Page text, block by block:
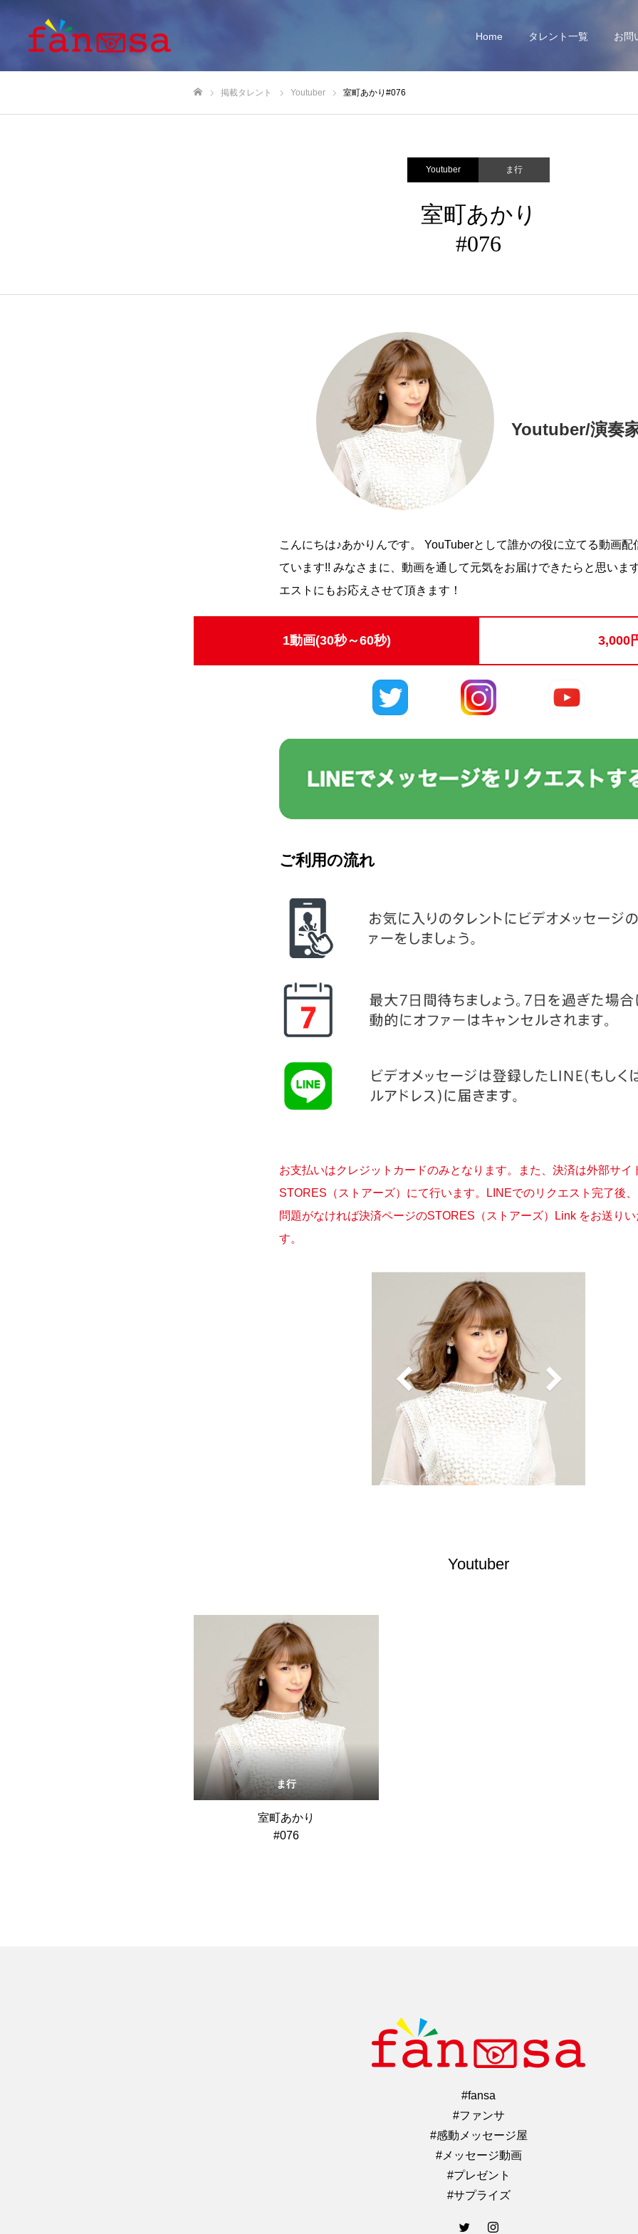
Home タレント一覧 お問
掲載タレント Youtuber 室町あかり#076
Youtuber ま行
室町あかり
#076
Youtuber/演奏
こんにちは♪あかりんです。 YouTuberとして誰かの役に立てる動画配
ています!! みなさまに、動画を通して元気をお届けできたらと思いま
エストにもお応えさせて頂きます！
1動画(30秒～60秒) 3,000
ご利用の流れ
お支払いはクレジットカードのみとなります。また、決済は外部サイ
STORES（ストアーズ）にて行います。LINEでのリクエスト完了後
問題がなければ決済ページのSTORES（ストアーズ）Link をお送り
す。
Youtuber
ま行
室町あかり
#076
#fansa
#ファンサ
#感動メッセージ屋
#メッセージ動画
#プレゼント
#サプライズ